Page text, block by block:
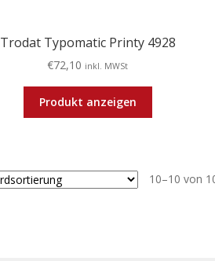
Trodat Typomatic Printy 4928
€72,10 inkl. MWSt
Produkt anzeigen
10–10 von